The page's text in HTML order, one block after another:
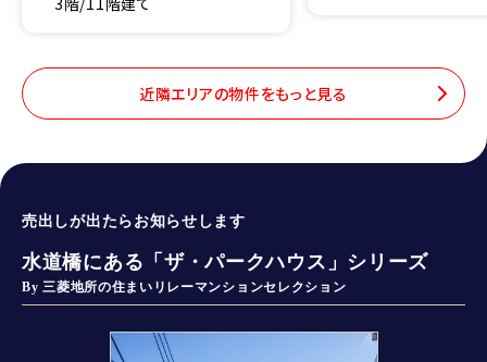
近隣エリアの物件をもっと見る
売出しが出たらお知らせします
水道橋にある「ザ・パークハウス」シリーズ
By 三菱地所の住まいリレーマンションセレクション